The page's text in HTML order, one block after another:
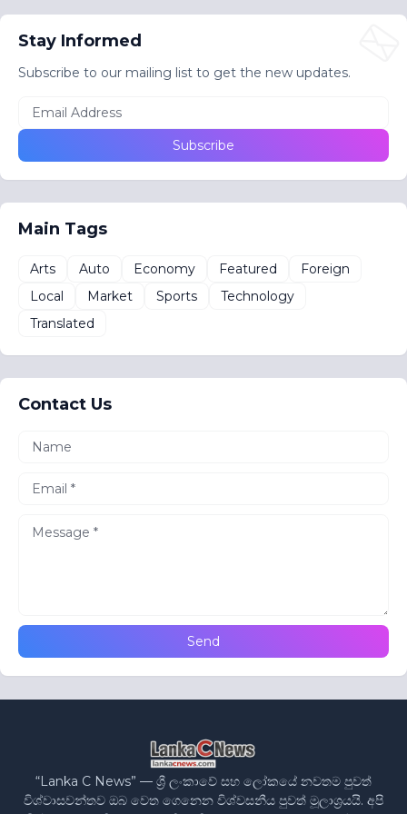
Stay Informed
Subscribe to our mailing list to get the new updates.
Main Tags
Arts Auto Economy Featured
Foreign
Local
Market Sports
Technology
Translated
Contact Us
“Lanka C News” — ශ්‍රී ලංකාවේ සහ ලෝකයේ නවතම පුවත්
විශ්වාසවන්තව ඔබ වෙත ගෙනෙන විශ්වසනීය පුවත් මූලාශ්‍රයයි. අපි